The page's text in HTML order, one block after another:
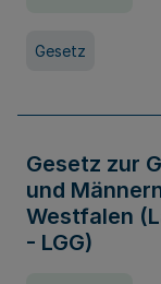
Gesetz
Gesetz zur
und
Westfalen
- LGG)